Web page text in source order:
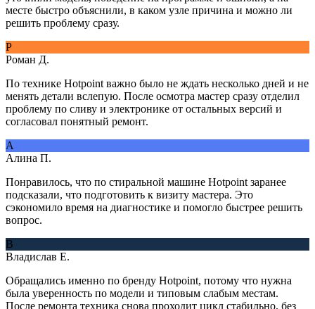
месте быстро объяснили, в каком узле причина и можно ли
решить проблему сразу.
Р
Роман Д.
По технике Hotpoint важно было не ждать несколько дней и не
менять детали вслепую. После осмотра мастер сразу отделил
проблему по сливу и электронике от остальных версий и
согласовал понятный ремонт.
А
Алина П.
Понравилось, что по стиральной машине Hotpoint заранее
подсказали, что подготовить к визиту мастера. Это
сэкономило время на диагностике и помогло быстрее решить
вопрос.
В
Владислав Е.
Обращались именно по бренду Hotpoint, потому что нужна
была уверенность по модели и типовым слабым местам.
После ремонта техника снова проходит цикл стабильно, без